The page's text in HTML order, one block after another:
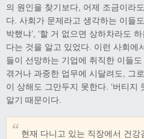
의 원인을 찾기보다, 어제 조금이라
다. 사회가 문제라고 생각하는 이들
박했냐’, ‘할 거 없으면 상하차라도
다는 것을 알고 있었다. 이런 사회에
들이 선망하는 기업에 취직한 이들
겪거나 과중한 업무에 시달려도, 그
이 상해도 그만두지 못한다. ‘버티지
알기 때문이다.
현재 다니고 있는 직장에서 건